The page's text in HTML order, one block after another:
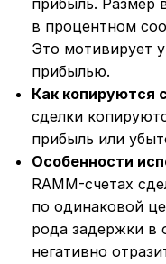
в процентном
Это мотивирует
прибылью.
Как копируются
сделки
прибыль или
Особенности
RAMM-счетах
по одинаковой
рода задержки в
негативно